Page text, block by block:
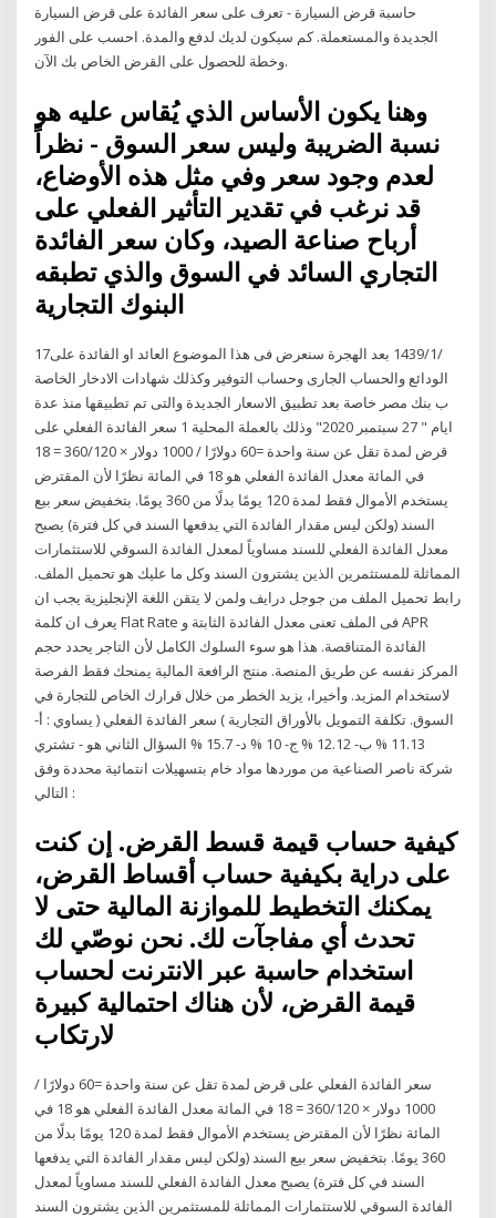
حاسبة قرض السيارة - تعرف على سعر الفائدة على قرض السيارة
الجديدة والمستعملة. كم سيكون لديك لدفع والمدة. احسب على الفور
وخطة للحصول على القرض الخاص بك الآن.
وهنا يكون الأساس الذي يُقاس عليه هو
نسبة الضريبة وليس سعر السوق - نظراً
لعدم وجود سعر وفي مثل هذه الأوضاع،
قد نرغب في تقدير التأثير الفعلي على
أرباح صناعة الصيد، وكان سعر الفائدة
التجاري السائد في السوق والذي تطبقه
البنوك التجارية
17‏‏/1‏‏/1439 بعد الهجرة سنعرض فى هذا الموضوع العائد او الفائدة على
الودائع والحساب الجارى وحساب التوفير وكذلك شهادات الادخار الخاصة
ب بنك مصر خاصة بعد تطبيق الاسعار الجديدة والتى تم تطبيقها منذ عدة
ايام " 27 سبتمبر 2020" وذلك بالعملة المحلية 1 سعر الفائدة الفعلي على
قرض لمدة تقل عن سنة واحدة =60 دولارًا / 1000 دولار × 360/120 = 18
في المائة معدل الفائدة الفعلي هو 18 في المائة نظرًا لأن المقترض
يستخدم الأموال فقط لمدة 120 يومًا بدلًا من 360 يومًا. بتخفيض سعر بيع
السند (ولكن ليس مقدار الفائدة التي يدفعها السند في كل فترة) يصبح
معدل الفائدة الفعلي للسند مساوياً لمعدل الفائدة السوقي للاستثمارات
المماثلة للمستثمرين الذين يشترون السند وكل ما عليك هو تحميل الملف.
رابط تحميل الملف من جوجل درايف ولمن لا يتقن اللغة الإنجليزية يجب ان
يعرف ان كلمة Flat Rate فى الملف تعنى معدل الفائدة الثابتة و APR
الفائدة المتناقصة. هذا هو سوء السلوك الكامل لأن التاجر يحدد حجم
المركز نفسه عن طريق المنصة. منتج الرافعة المالية يمنحك فقط الفرصة
لاستخدام المزيد. وأخيرا، يزيد الخطر من خلال قرارك الخاص للتجارة في
السوق. تكلفة التمويل بالأوراق التجارية ) سعر الفائدة الفعلي ( يساوي : أ-
11.13 % ب- 12.12 % ج- 10 % د- 15.7 % السؤال الثاني هو - تشتري
شركة ناصر الصناعية من موردها مواد خام بتسهيلات انتمائية محددة وفق
التالي :
كيفية حساب قيمة قسط القرض. إن كنت
على دراية بكيفية حساب أقساط القرض،
يمكنك التخطيط للموازنة المالية حتى لا
تحدث أي مفاجآت لك. نحن نوصّي لك
استخدام حاسبة عبر الانترنت لحساب
قيمة القرض، لأن هناك احتمالية كبيرة
لارتكاب
سعر الفائدة الفعلي على قرض لمدة تقل عن سنة واحدة =60 دولارًا /
1000 دولار × 360/120 = 18 في المائة معدل الفائدة الفعلي هو 18 في
المائة نظرًا لأن المقترض يستخدم الأموال فقط لمدة 120 يومًا بدلًا من
360 يومًا. بتخفيض سعر بيع السند (ولكن ليس مقدار الفائدة التي يدفعها
السند في كل فترة) يصبح معدل الفائدة الفعلي للسند مساوياً لمعدل
الفائدة السوقي للاستثمارات المماثلة للمستثمرين الذين يشترون السند